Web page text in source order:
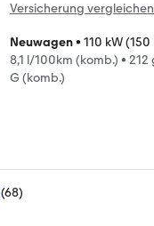
Versicherung vergleichen
Neuwagen• 110 kW (150
8,1 l/100km (komb.) • 212
G (komb.)
(68)